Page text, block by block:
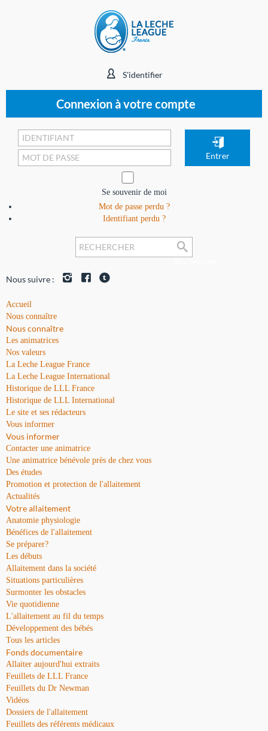
S'identifier
Connexion à votre compte
Se souvenir de moi
Mot de passe perdu ?
Identifiant perdu ?
Nous suivre :
Accueil
Nous connaître
Nous connaître
Les animatrices
Nos valeurs
La Leche League France
La Leche League International
Historique de LLL France
Historique de LLL International
Le site et ses rédacteurs
Vous informer
Vous informer
Contacter une animatrice
Une animatrice bénévole près de chez vous
Des études
Promotion et protection de l'allaitement
Actualités
Votre allaitement
Anatomie physiologie
Bénéfices de l'allaitement
Se préparer?
Les débuts
Allaitement dans la société
Situations particulières
Surmonter les obstacles
Vie quotidienne
L'allaitement au fil du temps
Développement des bébés
Tous les articles
Fonds documentaire
Allaiter aujourd'hui extraits
Feuillets de LLL France
Feuillets du Dr Newman
Vidéos
Dossiers de l'allaitement
Feuillets des référents médicaux